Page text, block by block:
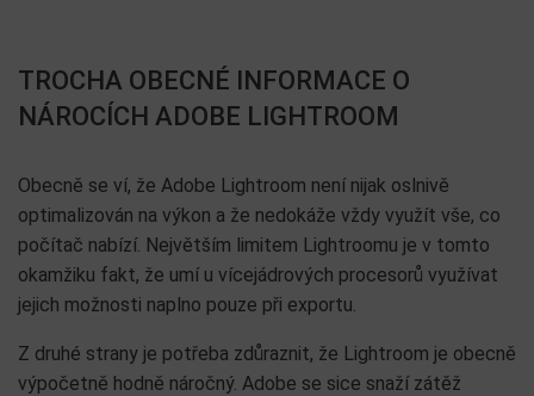
TROCHA OBECNÉ INFORMACE O
NÁROCÍCH ADOBE LIGHTROOM
Obecně se ví, že Adobe Lightroom není nijak oslnivě
optimalizován na výkon a že nedokáže vždy využít vše, co
počítač nabízí. Největším limitem Lightroomu je v tomto
okamžiku fakt, že umí u vícejádrových procesorů využívat
jejich možnosti naplno pouze při exportu.
Z druhé strany je potřeba zdůraznit, že Lightroom je obecně
výpočetně hodně náročný. Adobe se sice snaží zátěž